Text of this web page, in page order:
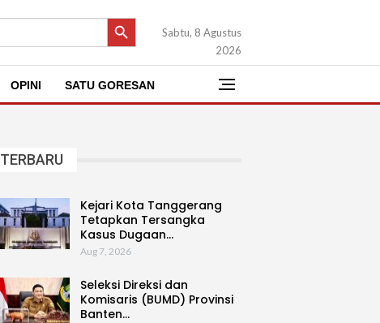
SEARCH BUTTON
Sabtu, 8 Agustus
2026
OPINI SATU GORESAN
TERBARU
Kejari Kota Tanggerang
Tetapkan Tersangka
Kasus Dugaan…
Aug 7, 2026
Seleksi Direksi dan
Komisaris (BUMD) Provinsi
Banten…